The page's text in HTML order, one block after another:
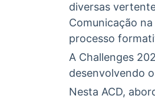
diversas
Comunicação
processo
A Challenges
desenvolvendo
Nesta ACD,